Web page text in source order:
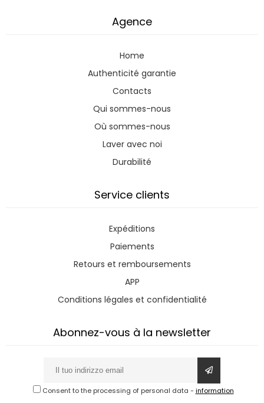
Agence
Home
Authenticité garantie
Contacts
Qui sommes-nous
Où sommes-nous
Laver avec noi
Durabilité
Service clients
Expéditions
Paiements
Retours et remboursements
APP
Conditions légales et confidentialité
Abonnez-vous à la newsletter
Consent to the processing of personal data - information